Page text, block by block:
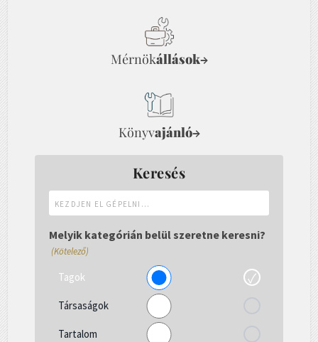
Mérnökállások→
Könyvajánló→
Keresés
el
gépelni...
Melyik kategórián belül szeretne keresni?
(Kötelező)
Tagok
Társaságok
Tartalom